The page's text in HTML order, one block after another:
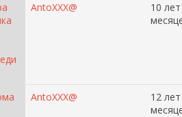
AntoXXX@
10
AntoXXX@
12